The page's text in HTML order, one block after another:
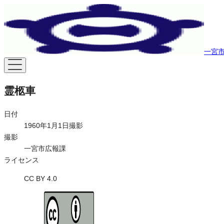
一宮
霊柩車
日付
1960年1月1日撮影
撮影
一宮市広報課
ライセンス
CC BY 4.0